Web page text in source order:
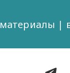
материалы |